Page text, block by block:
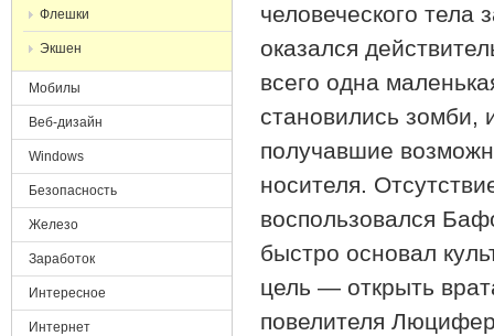
человеческого
оказался
всего одна
становились зомби,
получавшие
носителя.
воспользовался
быстро основал
цель — открыть
повелителя
Флешки
Экшен
Мобилы
Веб-дизайн
Windows
Безопасность
Железо
Заработок
Интересное
Интернет